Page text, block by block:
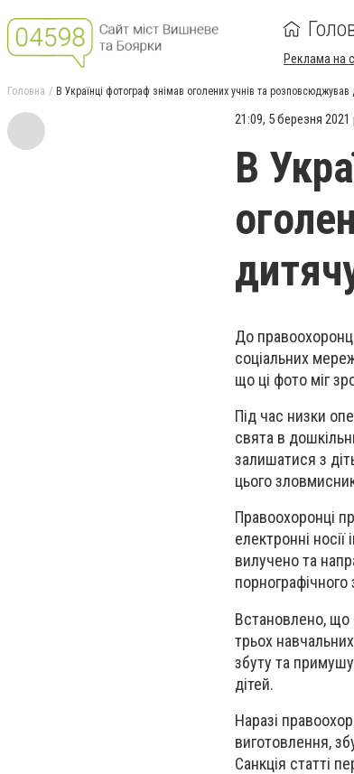
Реклама на
Головна В Українці фотограф знімав оголених учнів та
21:09, 5 березня 2021
В
До
соціальних
що ці фото міг
Під час низки
свята в
залишатися з
цього
Правоохоронці
електронні
вилучено та
порнографічного
Встановлено, що
трьох
збуту та
дітей.
Наразі
виготовлення,
Санкція статті